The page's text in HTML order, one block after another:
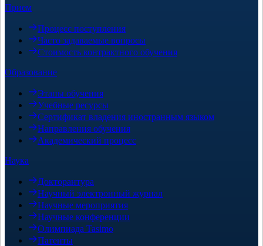
Прием
Процесс поступления
Часто задаваемые вопросы
Стоимость контрактного обучения
Образование
Этапы обучения
Учебные ресурсы
Сертификат владения иностранным языком
Направления обучения
Академический процесс
Наука
Докторантура
Научный электронный журнал
Научные мероприятия
Научные конференции
Олимпиада Tasimo
Патенты